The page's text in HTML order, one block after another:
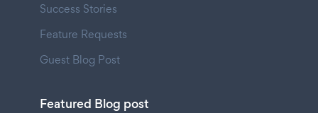
Success Stories
Feature Requests
Guest Blog Post
Featured Blog post